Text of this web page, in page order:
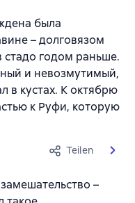
была
– долговязом
годом раньше.
и невозмутимый,
в кустах. К октябрю
к Руфи, которую
Teilen
–